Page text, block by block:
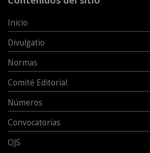
Inicio
Divulgatio
Normas
Comité Editorial
Números
Convocatorias
OJS